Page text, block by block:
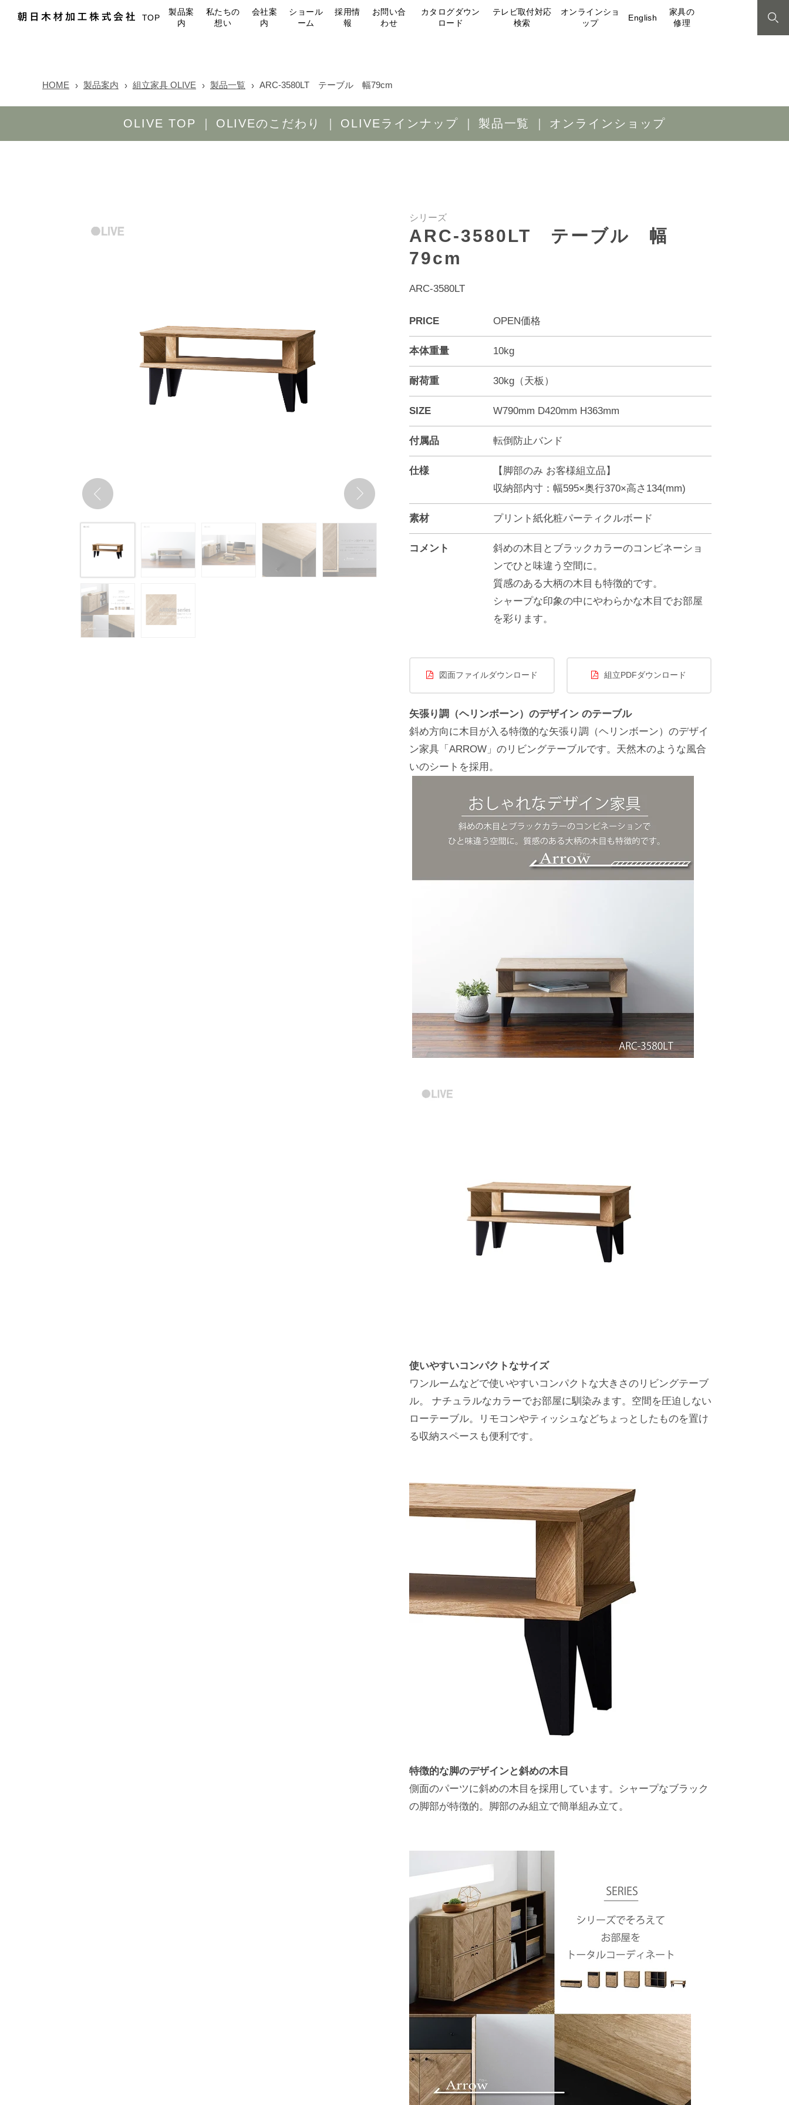
TOP
製品案
内
私たちの
想い
会社案
内
ショール
ーム
採用情
報
お問い合
わせ
カタログダウン
ロード
テレビ取付対応
検索
オンラインショ
ップ
English
家具の
修理
HOME 製品案内 組立家具 OLIVE 製品一覧 ARC-3580LT テーブル 幅79cm
OLIVE TOP OLIVEのこだわり OLIVEラインナップ 製品一覧 オンラインショップ
シリーズ
ARC-3580LT テーブル 幅
79cm
ARC-3580LT
PRICE OPEN価格
本体重量 10kg
耐荷重 30kg（天板）
SIZE W790mm D420mm H363mm
付属品 転倒防止バンド
仕様
【脚部のみ お客様組立品】
収納部内寸：幅595×奥行370×高さ134(mm)
素材 プリント紙化粧パーティクルボード
コメント
斜めの木目とブラックカラーのコンビネーショ
ンでひと味違う空間に。
質感のある大柄の木目も特徴的です。
シャープな印象の中にやわらかな木目でお部屋
を彩ります。
図面ファイルダウンロード 組立PDFダウンロード
矢張り調（ヘリンボーン）のデザイン のテーブル
斜め方向に木目が入る特徴的な矢張り調（ヘリンボーン）のデザイ
ン家具「ARROW」のリビングテーブルです。天然木のような風合
いのシートを採用。
使いやすいコンパクトなサイズ
ワンルームなどで使いやすいコンパクトな大きさのリビングテーブ
ル。 ナチュラルなカラーでお部屋に馴染みます。空間を圧迫しない
ローテーブル。リモコンやティッシュなどちょっとしたものを置け
る収納スペースも便利です。
特徴的な脚のデザインと斜めの木目
側面のパーツに斜めの木目を採用しています。シャープなブラック
の脚部が特徴的。脚部のみ組立で簡単組み立て。